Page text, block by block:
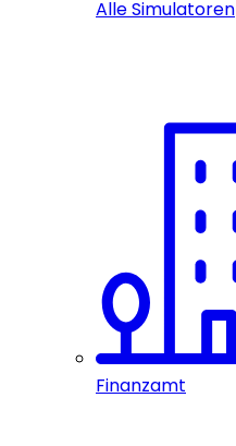
Alle Simulatoren
Finanzamt